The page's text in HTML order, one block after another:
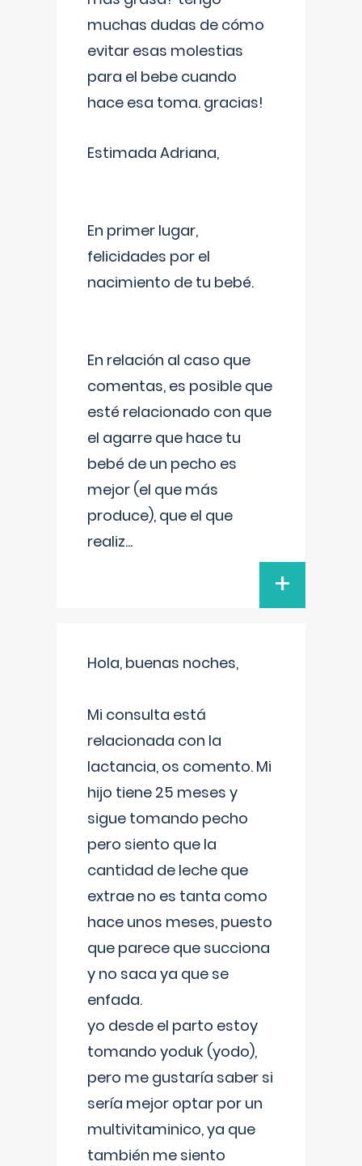
muchas dudas de cómo
evitar esas molestias
para el bebe cuando
hace esa toma. gracias!
Estimada Adriana,
En primer lugar,
felicidades por el
nacimiento de tu bebé.
En relación al caso que
comentas, es posible que
esté relacionado con que
el agarre que hace tu
bebé de un pecho es
mejor (el que más
produce), que el que
realiz...
+
Hola, buenas noches,
Mi consulta está
relacionada con la
lactancia, os comento. Mi
hijo tiene 25 meses y
sigue tomando pecho
pero siento que la
cantidad de leche que
extrae no es tanta como
hace unos meses, puesto
que parece que succiona
y no saca ya que se
enfada.
yo desde el parto estoy
tomando yoduk (yodo),
pero me gustaría saber si
sería mejor optar por un
multivitaminico, ya que
también me siento